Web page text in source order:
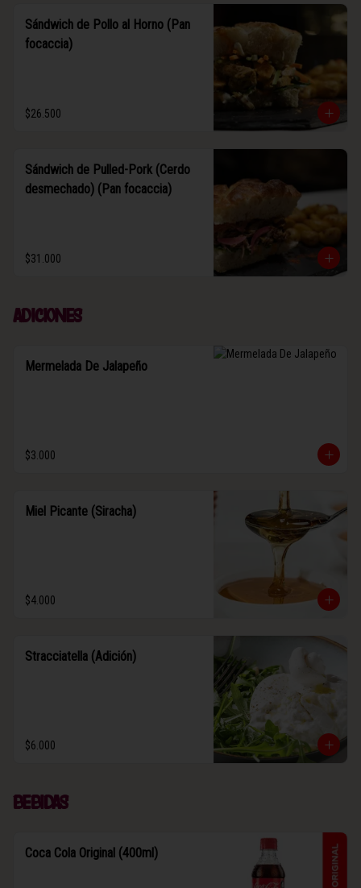
Sándwich de Pollo al Horno (Pan
focaccia)
$26.500
Sándwich de Pulled-Pork (Cerdo
desmechado) (Pan focaccia)
$31.000
Adiciones
Mermelada De Jalapeño
$3.000
Miel Picante (Siracha)
$4.000
Stracciatella (Adición)
$6.000
Bebidas
Coca Cola Original (400ml)